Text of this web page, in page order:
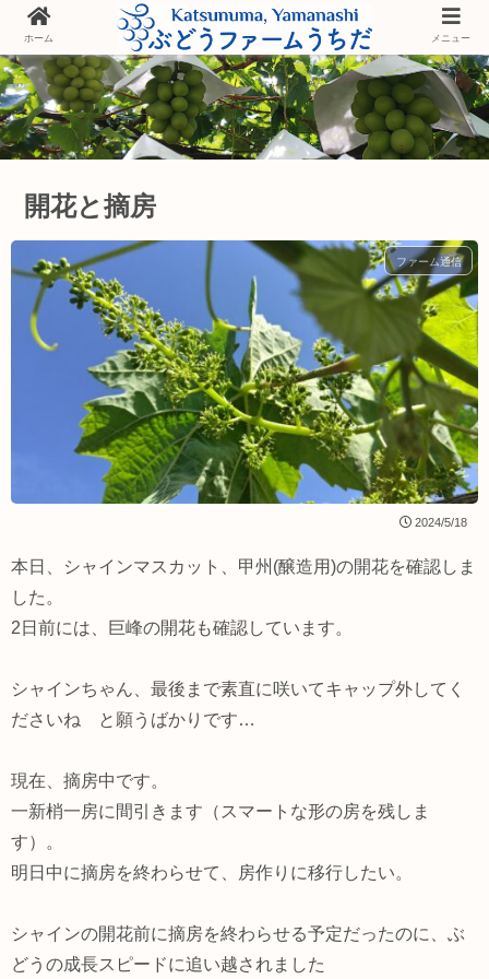
開花と摘房
ファーム通信
2024/5/18
本日、シャインマスカット、甲州(醸造用)の開花を確認しま
した。
2日前には、巨峰の開花も確認しています。
シャインちゃん、最後まで素直に咲いてキャップ外してく
ださいね と願うばかりです…
現在、摘房中です。
一新梢一房に間引きます（スマートな形の房を残しま
す）。
明日中に摘房を終わらせて、房作りに移行したい。
シャインの開花前に摘房を終わらせる予定だったのに、ぶ
どうの成長スピードに追い越されました
ホーム メニュー